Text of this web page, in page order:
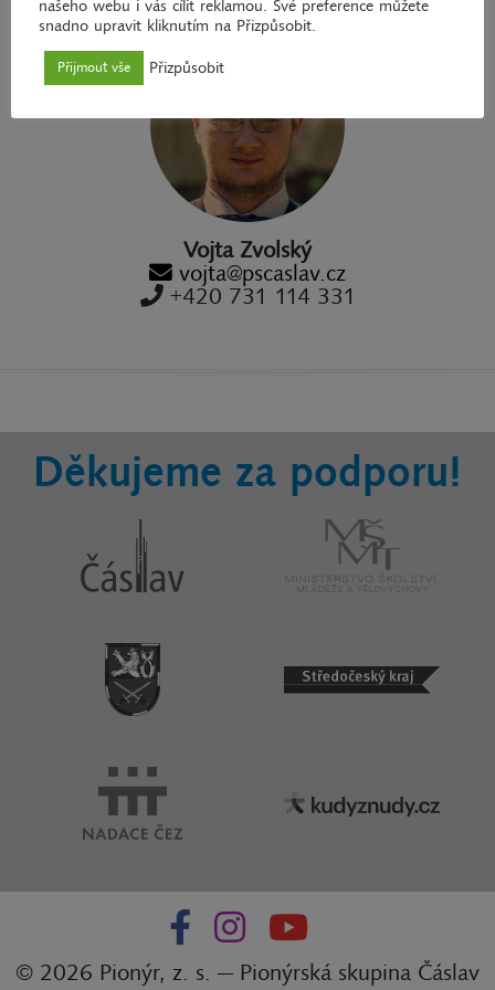
Vojta Zvolský
vojta@pscaslav.cz
+420 731 114 331
Děkujeme za podporu!
© 2026 Pionýr, z. s. — Pionýrská skupina Čáslav
našeho webu i vás cílit reklamou. Své preference můžete
snadno upravit kliknutím na Přizpůsobit.
Přijmout vše Přizpůsobit